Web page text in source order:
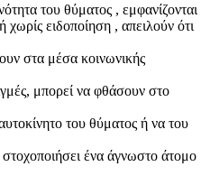
του θύματος , εμφανίζονται
ειδοποίηση , απειλούν ότι
στα μέσα κοινωνικής
μπορεί να φθάσουν στο
του θύματος ή να του
ένα άγνωστο άτομο